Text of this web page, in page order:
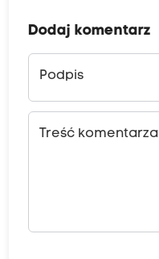
Dodaj komentarz
Podpis
Treść komentarza